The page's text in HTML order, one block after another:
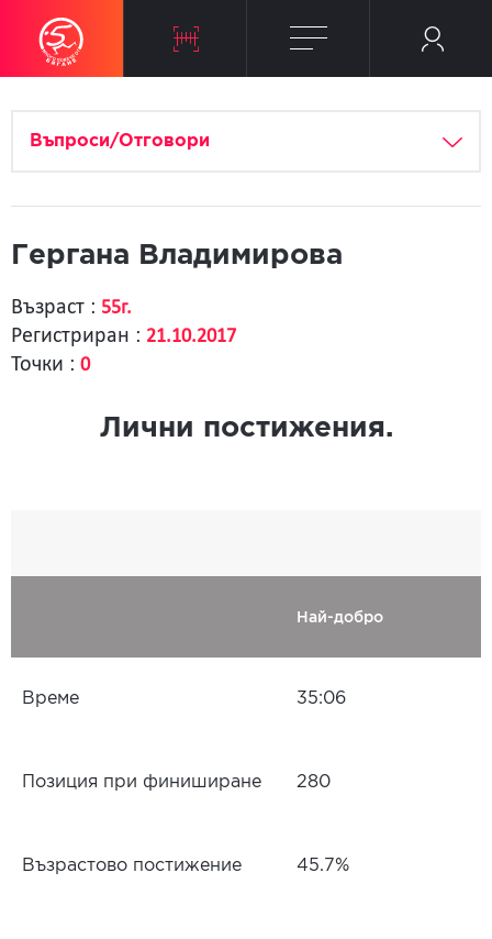
Въпроси/Отговори
Гергана Владимирова
Възраст : 55г.
Регистриран : 21.10.2017
Точки : 0
Лични постижения.
Най-добро
Време 35:06
Позиция при финиширане 280
Възрастово постижение 45.7%